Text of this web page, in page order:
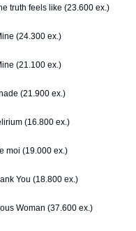
truth feels like (23.600 ex.)
(24.300 ex.)
(21.100 ex.)
(21.900 ex.)
(16.800 ex.)
moi (19.000 ex.)
You (18.800 ex.)
Woman (37.600 ex.)